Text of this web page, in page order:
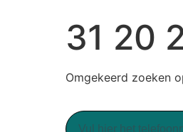
31 20
Omgekeerd zoeken